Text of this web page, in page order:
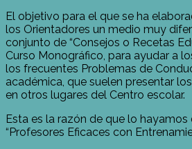
El objetivo para el que se ha
los Orientadores un medio muy
conjunto de “Consejos o Recetas
Curso Monográfico, para ayudar a
los frecuentes Problemas de
académica, que suelen presentar
en otros lugares del Centro escolar.
Esta es la razón de que lo
“Profesores Eficaces con